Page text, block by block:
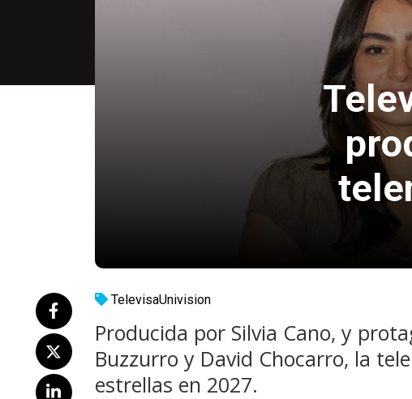
TelevisaUnivision
Producida por Silvia Cano, y
Buzzurro y David Chocarro, la
estrellas en 2027.